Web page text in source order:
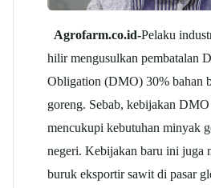
Agrofarm.co.id-Pelaku
hilir mengusulkan pembatalan
Obligation (DMO) 30% bahan
goreng. Sebab, kebijakan
mencukupi kebutuhan minyak
negeri. Kebijakan baru ini juga
buruk eksportir sawit di pasar